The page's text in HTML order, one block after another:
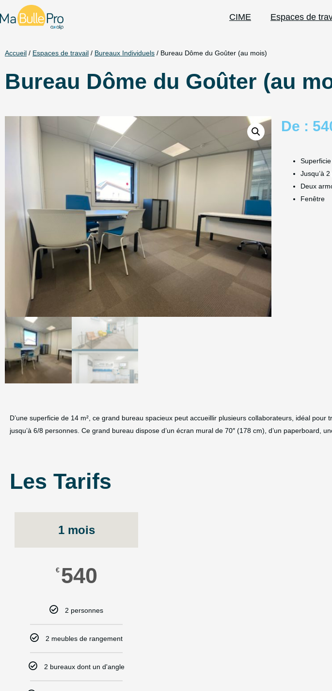
CIME Espaces de
Accueil / Espaces de travail / Bureaux Individuels / Bureau Dôme du Goûter (au mois)
Bureau Dôme du Goûter (au
De :
Jusqu’à
Deux
Fenêtre
D’une superficie de 14 m², ce grand bureau spacieux peut accueillir plusieurs collaborateurs, idéal
jusqu’à 6/8 personnes. Ce grand bureau dispose d’un écran mural de 70″ (178 cm), d’un paperboard,
Les Tarifs
1 mois
€ 540
2 personnes
2 meubles de rangement
2 bureaux dont un d'angle